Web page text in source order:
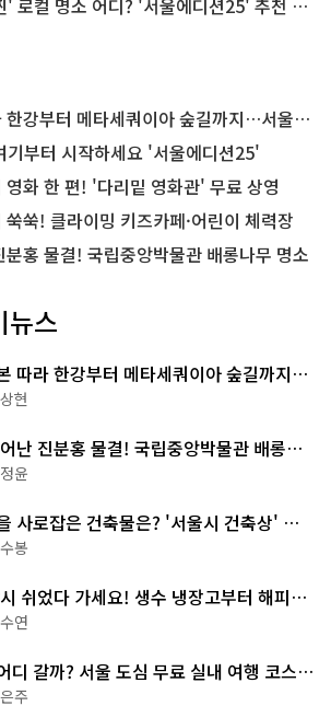
컬 명소 어디? '서울에디션25' 추천 코스
부터 메타세쿼이아 숲길까지…서울둘레길 15코스
기부터 시작하세요 '서울에디션25'
영화 한 편! '다리밑 영화관' 무료 상영
쑥! 클라이밍 키즈카페·어린이 체력장
홍 물결! 국립중앙박물관 배롱나무 명소
뉴스
따라 한강부터 메타세쿼이아 숲길까지…
코스
현
난 진분홍 물결! 국립중앙박물관 배롱나
윤
사로잡은 건축물은? '서울시 건축상' 수
봉
쉬었다 가세요! 생수 냉장고부터 해피소
지
연
디 갈까? 서울 도심 무료 실내 여행 코스
주